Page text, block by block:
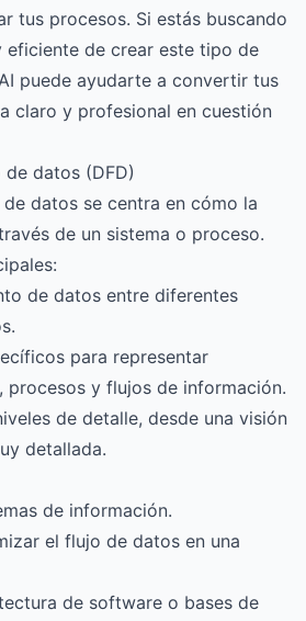
tus procesos. Si estás buscando
eficiente de crear este tipo de
puede ayudarte a convertir tus
claro y profesional en cuestión
datos (DFD)
datos se centra en cómo la
de un sistema o proceso.
de datos entre diferentes
para representar
procesos y flujos de información.
de detalle, desde una visión
detallada.
de información.
el flujo de datos en una
de software o bases de